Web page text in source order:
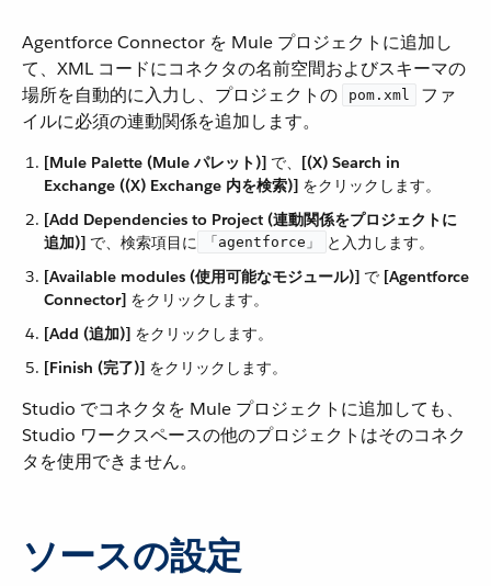
Agentforce Connector を Mule プロジェクトに追加し
て、XML コードにコネクタの名前空間およびスキーマの
場所を自動的に入力し、プロジェクトの ​
pom.xml
​ ファ
イルに必須の連動関係を追加します。
[Mule Palette (Mule パレット)] ​ で、​ [(X) Search in
Exchange ((X) Exchange 内を検索)] ​ をクリックします。
[Add Dependencies to Project (連動関係をプロジェクトに
追加)] ​ で、検索項目に​ 「agentforce」
​と入力します。
[Available modules (使用可能なモジュール)] ​ で ​ [Agentforce
Connector] ​ をクリックします。
[Add (追加)] ​ をクリックします。
[Finish (完了)] ​ をクリックします。
Studio でコネクタを Mule プロジェクトに追加しても、
Studio ワークスペースの他のプロジェクトはそのコネク
タを使用できません。
ソースの設定